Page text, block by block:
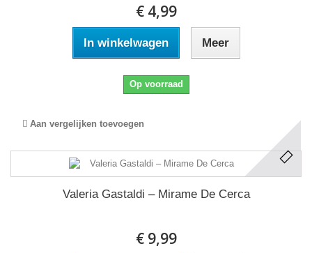
€ 4,99
In winkelwagen Meer
Op voorraad
Aan vergelijken toevoegen
Valeria Gastaldi ‎– Mirame De Cerca
€ 9,99